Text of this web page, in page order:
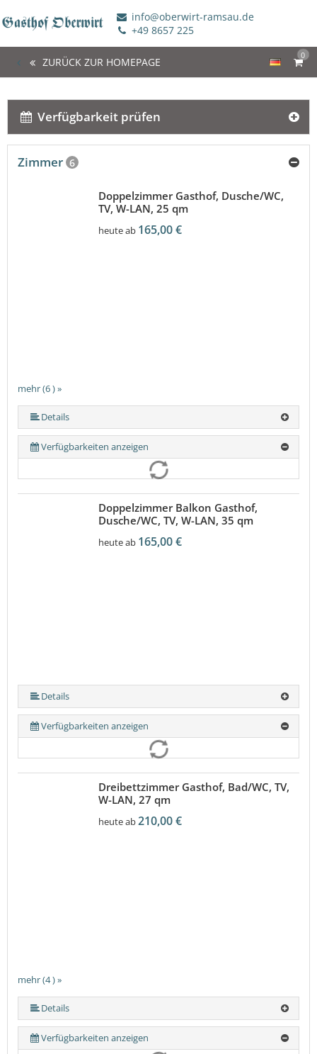
info@oberwirt-ramsau.de
+49 8657 225
0
ZURÜCK ZUR HOMEPAGE
Verfügbarkeit prüfen
Zimmer 6
mehr (6 ) »
mehr (6 ) »
mehr (6 ) »
Doppelzimmer Gasthof, Dusche/WC,
TV, W-LAN, 25 qm
heute ab 165,00 €
Details
Verfügbarkeiten anzeigen
Doppelzimmer Balkon Gasthof,
Dusche/WC, TV, W-LAN, 35 qm
heute ab 165,00 €
Details
Verfügbarkeiten anzeigen
mehr (4 ) »
Dreibettzimmer Gasthof, Bad/WC, TV,
W-LAN, 27 qm
heute ab210,00 €
Details
Verfügbarkeiten anzeigen